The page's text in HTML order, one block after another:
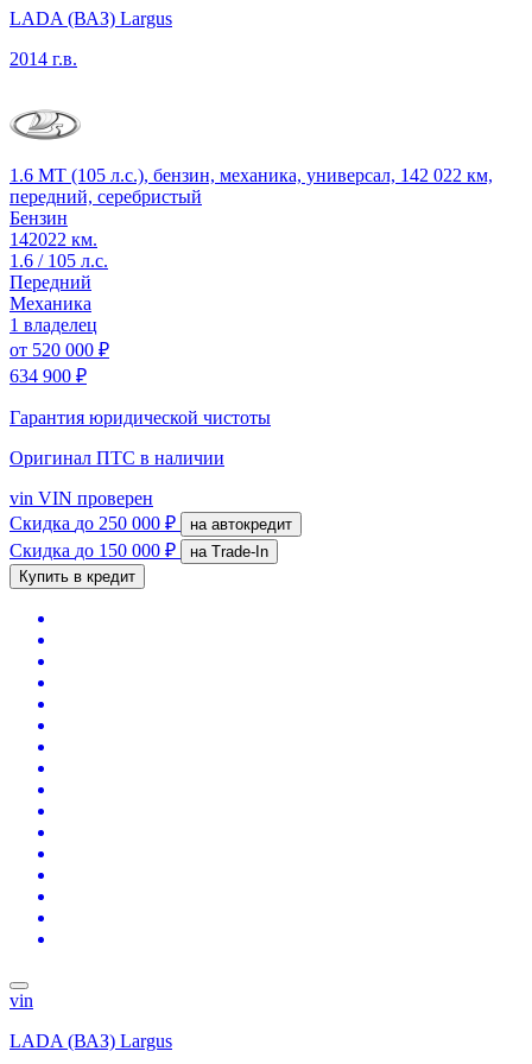
LADA (ВАЗ) Largus
2014 г.в.
1.6 MT (105 л.с.), бензин, механика, универсал, 142 022 км,
передний, серебристый
Бензин
142022 км.
1.6 / 105 л.с.
Передний
Механика
1 владелец
от 520 000 ₽
634 900 ₽
Гарантия юридической чистоты
Оригинал ПТС в наличии
vin VIN проверен
Скидка до 250 000 ₽ на автокредит
Скидка до 150 000 ₽
на Trade-In
Купить в кредит
vin
LADA (ВАЗ) Largus